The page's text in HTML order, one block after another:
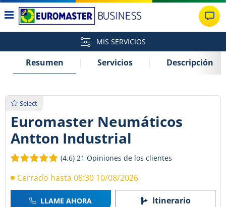
MIS SERVICIOS
Resumen Servicios Descripción
Select
Euromaster Neumáticos
Antton Industrial
(4.6) 21 Opiniones de los clientes
Cerrado hasta 08:30 10/08/2026
LLAME AHORA Itinerario